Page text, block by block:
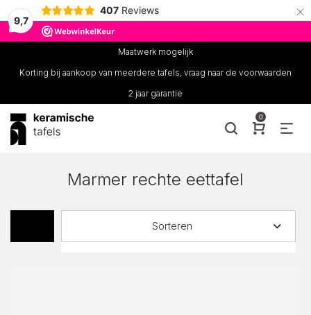
9,7
407 Reviews ×
Maatwerk mogelijk
Korting bij aankoop van meerdere tafels, vraag naar de voorwaarden
2 jaar garantie
0
Marmer rechte eettafel
Sorteren